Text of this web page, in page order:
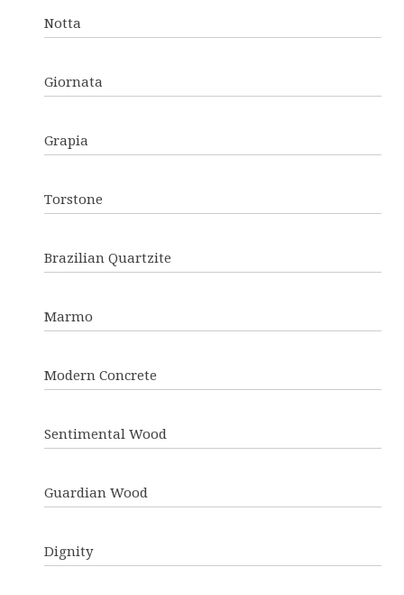
Notta
Giornata
Grapia
Torstone
Brazilian Quartzite
Marmo
Modern Concrete
Sentimental Wood
Guardian Wood
Dignity